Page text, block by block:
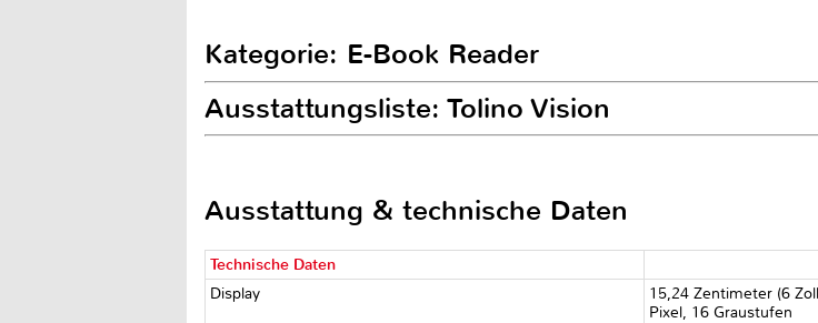
Kategorie: E-Book Reader
Ausstattungsliste: Tolino Vision
Ausstattung & technische Daten
Technische Daten
Display
15,24 Zentimeter (6
Pixel, 16 Graustufen